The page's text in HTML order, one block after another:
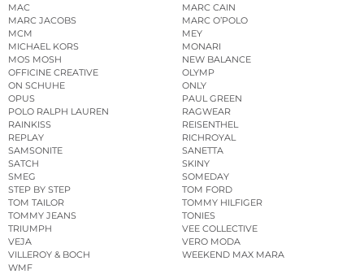
MAC
MARC CAIN
MARC JACOBS
MARC O’POLO
MCM
MEY
MICHAEL KORS
MONARI
MOS MOSH
NEW BALANCE
OFFICINE CREATIVE
OLYMP
ON SCHUHE
ONLY
OPUS
PAUL GREEN
POLO RALPH LAUREN
RAGWEAR
RAINKISS
REISENTHEL
REPLAY
RICHROYAL
SAMSONITE
SANETTA
SATCH
SKINY
SMEG
SOMEDAY
STEP BY STEP
TOM FORD
TOM TAILOR
TOMMY HILFIGER
TOMMY JEANS
TONIES
TRIUMPH
VEE COLLECTIVE
VEJA
VERO MODA
VILLEROY & BOCH
WEEKEND MAX MARA
WMF